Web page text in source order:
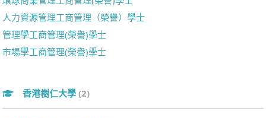
人力資源管理工商管理（榮譽）學士
管理學工商管理(榮譽)學士
市場學工商管理(榮譽)學士
香港樹仁大學 (2)